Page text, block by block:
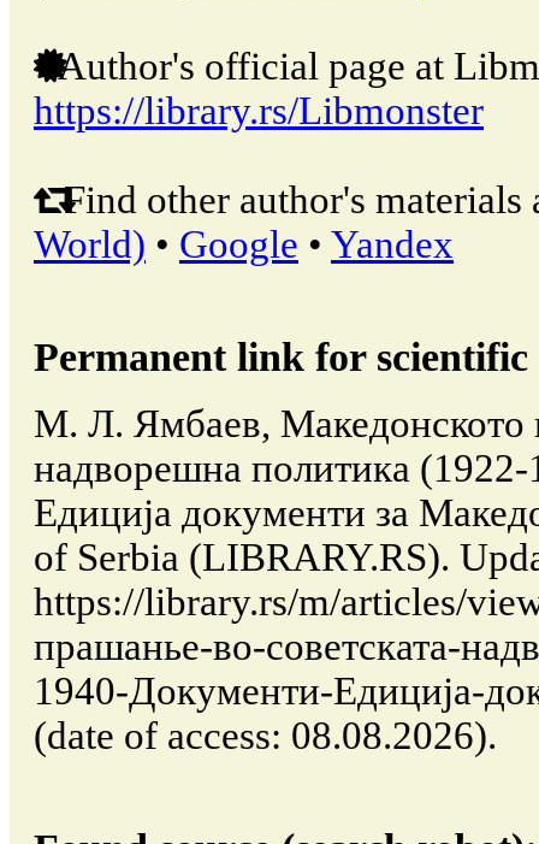
Author's official page at
https://library.rs/Libmonster
Find other author's materials
World) • Google • Yandex
Permanent link for
М. Л. Ямбаев, Македонското
надворешна политика
Едициjа документи за
of Serbia (LIBRARY.RS).
https://library.rs/m/articles/
прашанье-во-советската-
1940-Документи-Едициjа-
(date of access: 08.08.2026).